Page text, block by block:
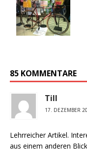
85 KOMMENTARE
Till
17. DEZEMBER
Lehrreicher Artikel.
aus einem anderen